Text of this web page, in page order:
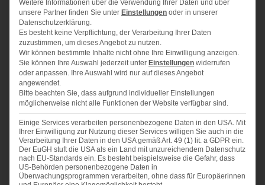
75 gZucker
Päckchen Vanille-Zucker
Abrieb einer halben Zitrone
gestr. TL Zimt
ca. 50 g Löffelbiskuit
ca. 50 g Spekulatius
1 großes Glas Pflaumen
200 ml Glühwein
100ml Pflaumensaft
Saft einer Zitrone
Zimtstange
Sternanis
Weitere Informationen über die Verwendung Ihrer Daten und über
unsere Partner finden Sie unter Einstellungen oder in unserer
Datenschutzerklärung.
Es besteht keine Verpflichtung, der Verarbeitung Ihrer Daten
zuzustimmen, um dieses Angebot zu nutzen.
Wir können bestimmte Inhalte nicht ohne Ihre Einwilligung anzeigen.
Sie können Ihre Auswahl jederzeit unter Einstellungen widerrufen
oder anpassen. Ihre Auswahl wird nur auf dieses Angebot
angewendet.
Bitte beachten Sie, dass aufgrund individueller Einstellungen
möglicherweise nicht alle Funktionen der Website verfügbar sind.
Einige Services verarbeiten personenbezogene Daten in den USA. Mit
Ihrer Einwilligung zur Nutzung dieser Services willigen Sie auch in die
Verarbeitung Ihrer Daten in den USA gemäß Art. 49 (1) lit. a GDPR ein.
Der EuGH stuft die USA als ein Land mit unzureichendem Datenschutz
nach EU-Standards ein. Es besteht beispielsweise die Gefahr, dass
US-Behörden personenbezogene Daten in
Überwachungsprogrammen verarbeiten, ohne dass für Europäerinnen